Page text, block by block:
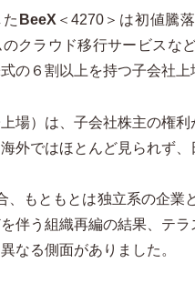
た BeeX ＜4270＞ は初値騰
クラウド移行サービスな
の６割以上を持つ子会社上
場）は、子会社株主の権
外ではほとんど見られず
、もともとは独立系の企業
伴う組織再編の結果、テ
なる側面がありました。